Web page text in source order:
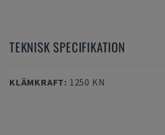
TEKNISK SPECIFIKATION
KLÄMKRAFT: 1250 KN